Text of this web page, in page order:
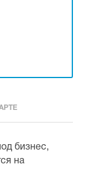
бизнес,
на